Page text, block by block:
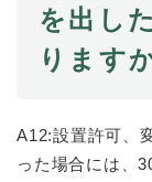
を出し
ります
A12:設置許可、
った場合には、